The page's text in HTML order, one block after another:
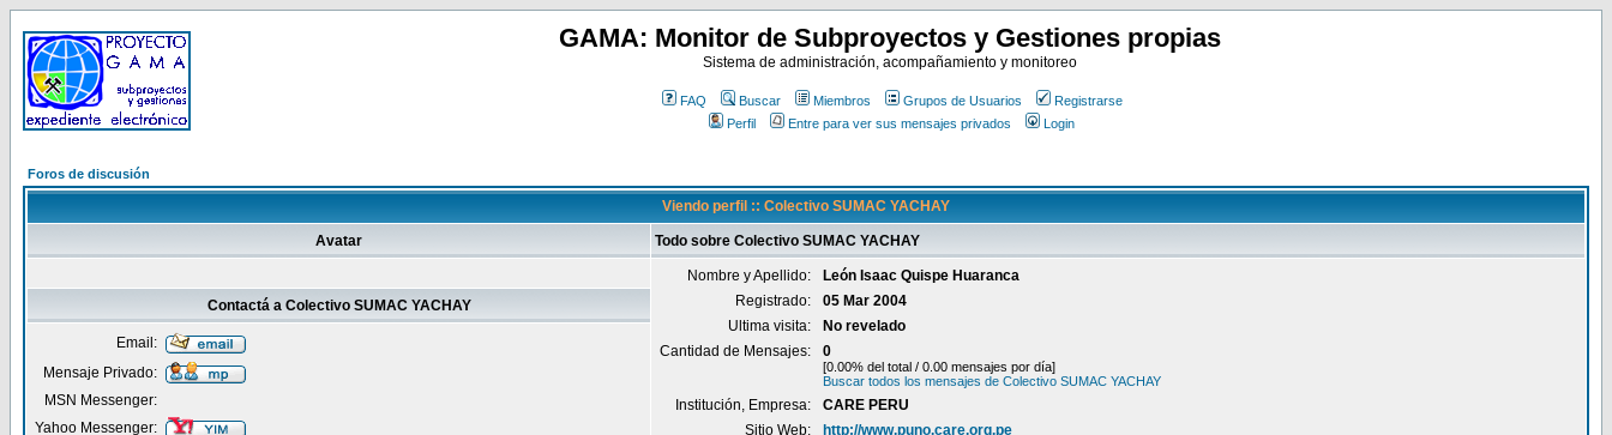
GAMA: Monitor de Subproyectos y Gestiones propias
Sistema de administración, acompañamiento y monitoreo
FAQ Buscar Miembros Grupos de Usuarios
Registrarse
Perfil
Entre para ver sus mensajes privados Login
Foros de discusión
Viendo perfil :: Colectivo SUMAC YACHAY
Avatar Todo sobre Colectivo SUMAC YACHAY
Nombre y Apellido:
León Isaac Quispe Huaranca
Registrado:
05 Mar 2004
Ultima visita:
No revelado
Cantidad de Mensajes:
0
[0.00% del total / 0.00 mensajes por día]
Buscar todos los mensajes de Colectivo SUMAC YACHAY
Institución, Empresa:
CARE PERU
Sitio Web:
http://www.puno.care.org.pe
Contactá a Colectivo SUMAC YACHAY
Email:
Mensaje Privado:
MSN Messenger:
Yahoo Messenger: